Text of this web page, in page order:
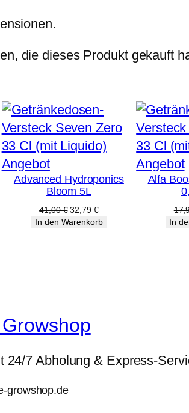
die dieses Produkt gekauft
AngebotProdukt
im
Angebot
Advanced Hydroponics
Bloom 5L
41,00€ Ursprünglicher
Preis
32,79 €Aktueller
Preis
In den Warenkorb
Angebot
Alfa
In
24/7 Abholung & Express-
growshop.de